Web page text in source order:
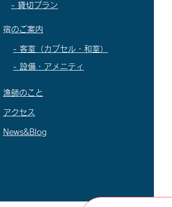
- 貸切プラン
​宿のご案内
- 客室（カプセル・和室）
- 設備・アメニティ
漁師のこと
アクセス
News&Blog